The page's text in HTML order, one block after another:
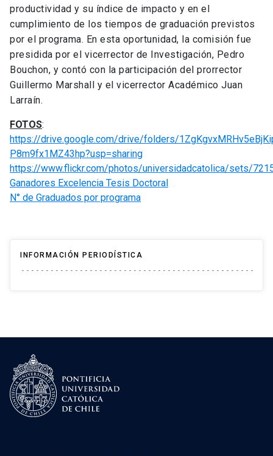
productividad y su índice de impacto y en el
cumplimiento de los tiempos de graduación previstos
por el programa. En esta oportunidad, la comisión fue
presidida por el vicerrector de Investigación, Pedro
Bouchon, y contó con la participación del prorrector
Guillermo Marshall y el vicerrector Académico Juan
Larraín.
FOTOS:
https://drive.google.com/drive/folders/
P8m9fx1MZ43hp?usp=sharing
https://www.flickr.com/photos/universidadcatolica/sets/
Ganadores Excelencia Tesis Doctoral
N° de Graduados por programa
INFORMACIÓN PERIODÍSTICA